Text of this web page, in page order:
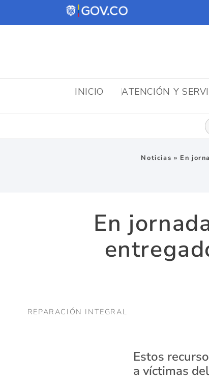
INICIO ATENCIÓN Y
Noticias » En
En
REPARACIÓN INTEGRAL
Estos
a víctimas